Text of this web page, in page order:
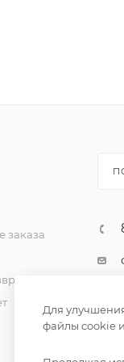
заказа
Для
файлы cookie